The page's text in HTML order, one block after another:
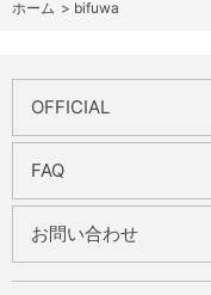
ホーム > bifuwa
OFFICIAL
FAQ
お問い合わせ